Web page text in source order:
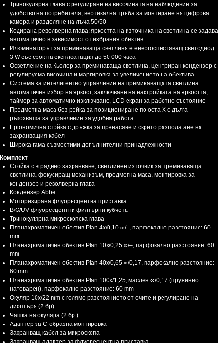
Тринокулярна глава с регулиране на височината на наблюдение за
удобство на потребителя, вертикална тръба за монтиране на цифрова
камера и разделяне на лъча 50/50
Кодирана револверна глава: яркостта на източника на светлина се задава
автоматично в зависимост от избрания обектив
Илюминаторът за преминаваща светлина е енергоспестяващ светодиод
3 W със срок на експлоатация до 50 000 часа
Осветление на Кьолер за преминаваща светлина, центриран кондензер с
регулируема височина и маркировка за увеличението на обектива
Система за интелигентно управление на преминаващата светлина:
автоматичен избор на яркост, заключване на настройката на яркостта,
таймер за автоматично изключване, LCD екран за работно състояние
Предметна маса без рейка за позициониране по оста Х с дълга
ръкохватка за управление за удобна работа
Ергономична стойка с дръжка за пренасяне и скрито разполагане на
захранващия кабел
Широка гама съвместими допълнителни принадлежности
Комплект
Стойка с вградено захранване, светлинен източник за преминаваща
светлина, фокусиращ механизъм, предметна маса, монтировка за
кондензер и револверна глава
Кондензер Abbe
Моторизирана флуоресцентна приставка
B/G/UV флуоресцентни филтърни кубчета
Тринокулярна микроскопска глава
Планахроматичен обектив Plan 4x/0,10 ∞/–, парфокално разстояние: 60
mm
Планахроматичен обектив Plan 10x/0,25 ∞/–, парфокално разстояние: 60
mm
Планахроматичен обектив Plan 40x/0,65 ∞/0,17, парфокално разстояние:
60 mm
Планахроматичен обектив Plan 100x/1,25, маслен ∞/0,17 (пружинно
натоварен), парфокално разстояние: 60 mm
Окуляр 10x/22 mm с голямо разстоянието от очите и регулиране на
диоптъра (2 бр)
Чашка на окуляра (2 бр.)
Адаптер за C-образна монтировка
Захранващ кабел за микроскопа